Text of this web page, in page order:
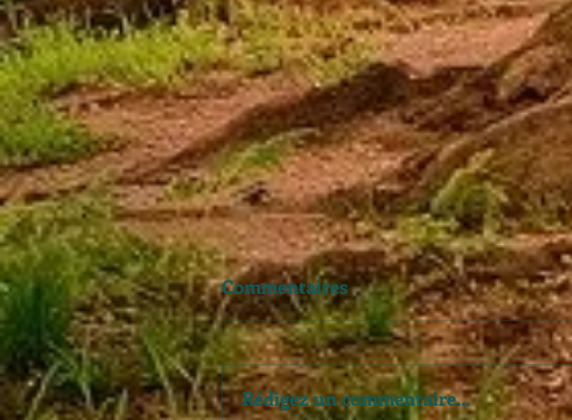
Commentaires
Rédigez un commentaire...